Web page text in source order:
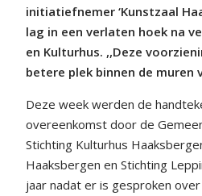
initiatiefnemer ‘Kunstzaal
lag in een verlaten hoek na
en Kulturhus. ,,Deze
betere plek binnen de muren
Deze week werden de
overeenkomst door de
Stichting Kulturhus
Haaksbergen en Stichting
jaar nadat er is gesproken